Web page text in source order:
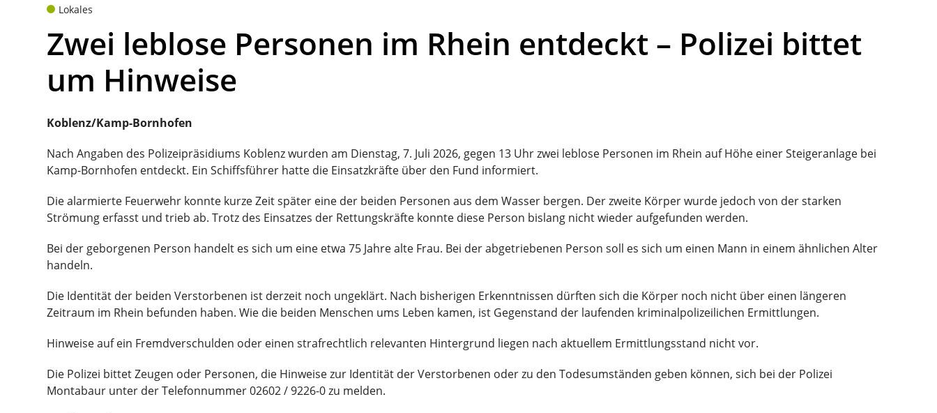
Lokales
Zwei leblose Personen im Rhein entdeckt – Polizei bittet
um Hinweise
Koblenz/Kamp-Bornhofen
Nach Angaben des Polizeipräsidiums Koblenz wurden am Dienstag, 7. Juli 2026, gegen 13 Uhr zwei leblose Personen im Rhein auf Höhe einer Steigeranlage bei
Kamp-Bornhofen entdeckt. Ein Schiffsführer hatte die Einsatzkräfte über den Fund informiert.
Die alarmierte Feuerwehr konnte kurze Zeit später eine der beiden Personen aus dem Wasser bergen. Der zweite Körper wurde jedoch von der starken
Strömung erfasst und trieb ab. Trotz des Einsatzes der Rettungskräfte konnte diese Person bislang nicht wieder aufgefunden werden.
Bei der geborgenen Person handelt es sich um eine etwa 75 Jahre alte Frau. Bei der abgetriebenen Person soll es sich um einen Mann in einem ähnlichen Alter
handeln.
Die Identität der beiden Verstorbenen ist derzeit noch ungeklärt. Nach bisherigen Erkenntnissen dürften sich die Körper noch nicht über einen längeren
Zeitraum im Rhein befunden haben. Wie die beiden Menschen ums Leben kamen, ist Gegenstand der laufenden kriminalpolizeilichen Ermittlungen.
Hinweise auf ein Fremdverschulden oder einen strafrechtlich relevanten Hintergrund liegen nach aktuellem Ermittlungsstand nicht vor.
Die Polizei bittet Zeugen oder Personen, die Hinweise zur Identität der Verstorbenen oder zu den Todesumständen geben können, sich bei der Polizei
Montabaur unter der Telefonnummer 02602 / 9226-0 zu melden.